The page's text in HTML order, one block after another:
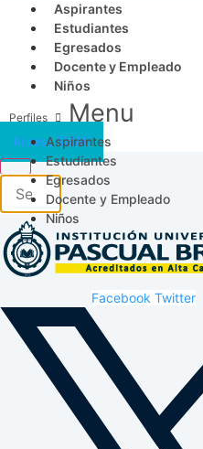
Aspirantes
Estudiantes
Egresados
Docente y Empleado
Niños
Menu
Aspirantes
Estudiantes
Egresados
Docente y Empleado
Niños
Acceso SICAU
Facebook Twitter